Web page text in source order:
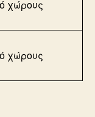
χώρους